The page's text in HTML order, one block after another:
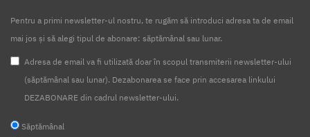
Pentru a primi newsletter-ul nostru, te rugăm să introduci adresa ta de email
mai jos și să alegi tipul de abonare: săptămânal sau lunar.
Adresa de email va fi utilizată doar în scopul transmiterii newsletter-ului
(săptămânal sau lunar). Dezabonarea se face prin accesarea linkului
DEZABONARE din cadrul newsletter-ului.
Săptămânal